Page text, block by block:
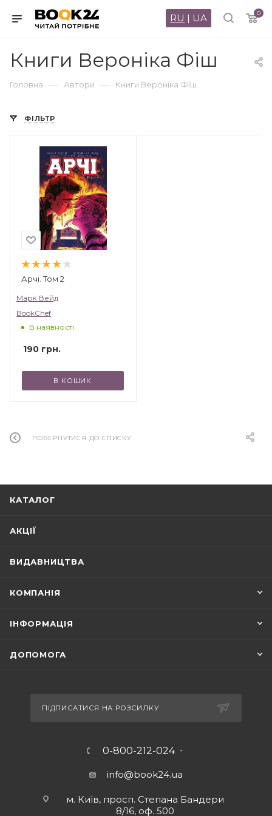
0
RU | UA
Книги Вероніка Фіш
Головна — Автори — Книги Вероніка Фіш
ФІЛЬТР
Арчі. Том 2
Марк Вейд
BookChef
В наявності
190 грн.
В КОШИК
ПОВЕРНУТИСЯ ДО СПИСКУ
КАТАЛОГ
АКЦІЇ
ВИДАВНИЦТВА
КОМПАНІЯ
ІНФОРМАЦІЯ
ДОПОМОГА
ПІДПИСАТИСЯ НА РОЗСИЛКУ
0-800-212-024
info@book24.ua
м. Київ, просп. Степана Бандери
8/16, оф. 500